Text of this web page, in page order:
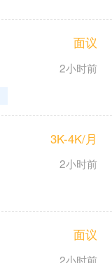
面议
2小时前
3K-4K/月
2小时前
面议
2小时前